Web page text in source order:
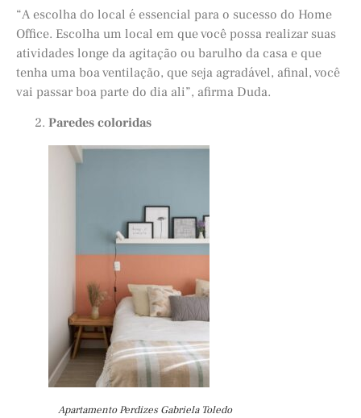
“A escolha do local é essencial para o sucesso do Home
Office. Escolha um local em que você possa realizar suas
atividades longe da agitação ou barulho da casa e que
tenha uma boa ventilação, que seja agradável, afinal, você
vai passar boa parte do dia ali”, afirma Duda.
Paredes coloridas
Apartamento Perdizes Gabriela Toledo